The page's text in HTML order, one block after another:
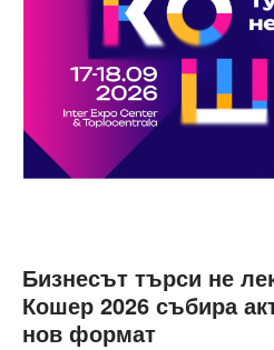
Бизнесът търси не
Кошер 2026 събира
нов формат